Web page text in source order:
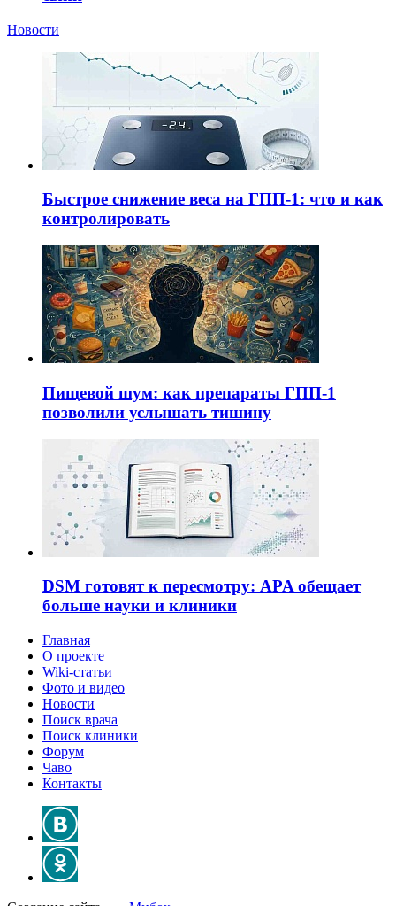
Новости
Быстрое снижение веса на ГПП-1: что и как
контролировать
Пищевой шум: как препараты ГПП-1
позволили услышать тишину
DSM готовят к пересмотру: APA обещает
больше науки и клиники
Главная
О проекте
Wiki-статьи
Фото и видео
Новости
Поиск врача
Поиск клиники
Форум
Чаво
Контакты